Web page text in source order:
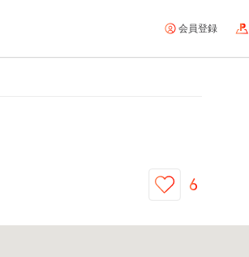
会員登録
6